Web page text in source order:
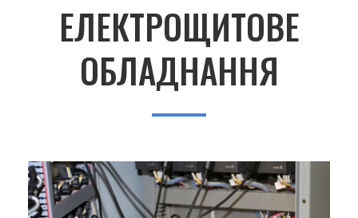
ЕЛЕКТРОЩИТОВЕ
ОБЛАДНАННЯ